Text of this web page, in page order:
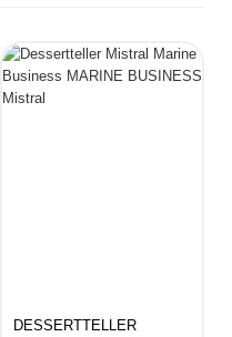
DESSERTTELLER